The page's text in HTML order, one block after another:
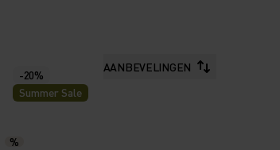
AANBEVELINGEN
-20%
Summer Sale
%